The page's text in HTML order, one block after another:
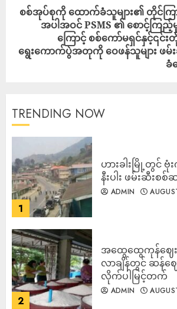
စစ်အုပ်စုကို ထောက်ခံသူများ၏ တိုင်ကြ
အပါအဝင် PSMS ၏ စောင့်ကြ
ကြောင့် စစ်ကော်မရှင်နှင့်၎င်
ရွေးကောက်ပွဲအတုကို ဝေဖန်သူများ ဖမ်
ခံ
TRENDING NOW
1
ဟားခါးမြို့တွင်
နီးပါး ဖမ်းဆီးစစ်
ADMIN
2
အထွေထွေကုန်ဈေး
လာချိန်တွင် ဆန်ဈ
လိုက်ပါမြင့်တက်
ADMIN